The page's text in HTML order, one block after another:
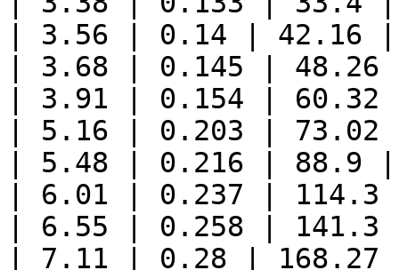
| 3.56 | 0.14 | 42.16
| 3.68 | 0.145 |
| 3.91 | 0.154 |
| 5.16 | 0.203 |
| 5.48 | 0.216 |
| 6.01 | 0.237 |
| 6.55 | 0.258 |
| 7.11 | 0.28 |